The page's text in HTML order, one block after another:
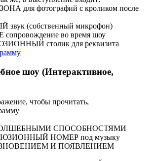
для фотографий с кроликом после
(собственный микрофон)
во время шоу
столик для реквизита
шоу (Интерактивное,
чтобы прочитать,
ВОЛШЕБНЫМИ СПОСОБНОСТЯМИ
НОМЕР под музыку
И ПОЯВЛЕНИЕМ